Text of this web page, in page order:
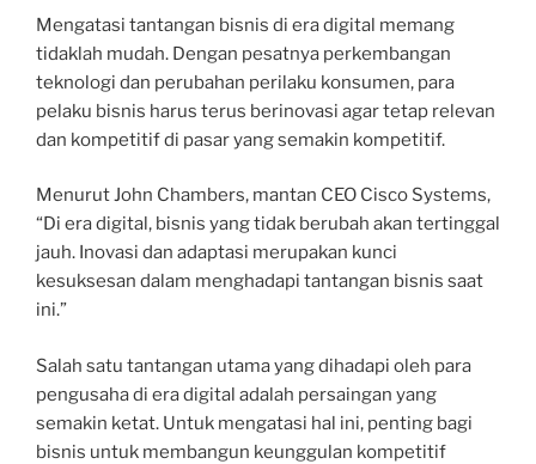
Mengatasi tantangan bisnis di era digital memang
tidaklah mudah. Dengan pesatnya perkembangan
teknologi dan perubahan perilaku konsumen, para
pelaku bisnis harus terus berinovasi agar tetap relevan
dan kompetitif di pasar yang semakin kompetitif.
Menurut John Chambers, mantan CEO Cisco Systems,
“Di era digital, bisnis yang tidak berubah akan tertinggal
jauh. Inovasi dan adaptasi merupakan kunci
kesuksesan dalam menghadapi tantangan bisnis saat
ini.”
Salah satu tantangan utama yang dihadapi oleh para
pengusaha di era digital adalah persaingan yang
semakin ketat. Untuk mengatasi hal ini, penting bagi
bisnis untuk membangun keunggulan kompetitif